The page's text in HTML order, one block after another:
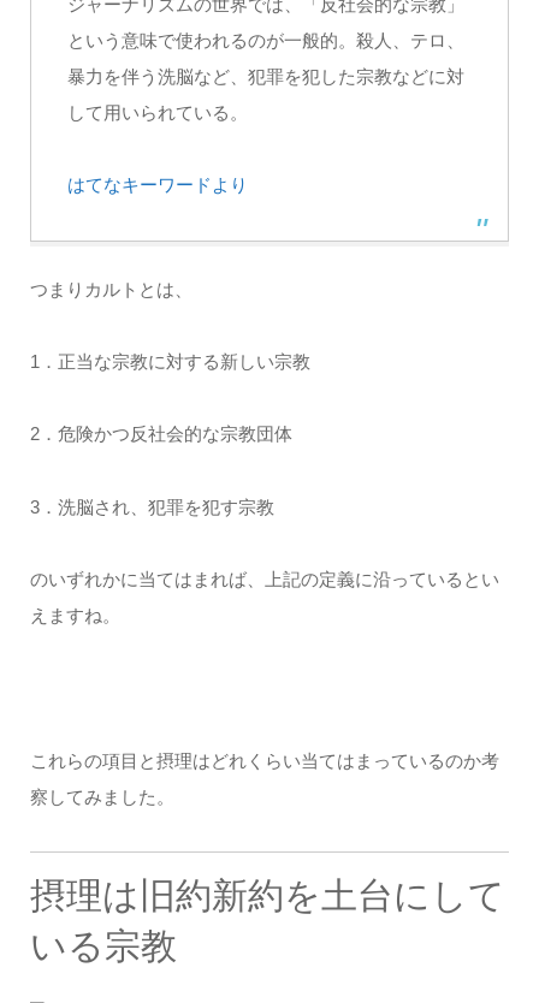
という意味で使われるのが一般的。殺人、テロ、
暴力を伴う洗脳など、犯罪を犯した宗教などに対
して用いられている。
はてなキーワードより
つまりカルトとは、
1．正当な宗教に対する新しい宗教
2．危険かつ反社会的な宗教団体
3．洗脳され、犯罪を犯す宗教
のいずれかに当てはまれば、上記の定義に沿っているとい
えますね。
これらの項目と摂理はどれくらい当てはまっているのか考
察してみました。
摂理は旧約新約を土台にして
いる宗教